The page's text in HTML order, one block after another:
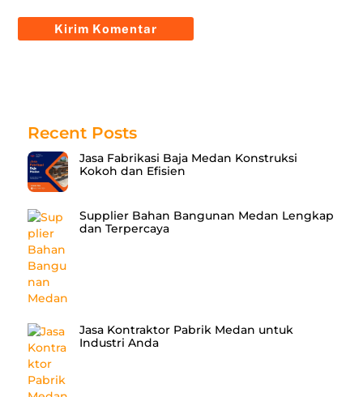
Recent Posts
Jasa Fabrikasi Baja Medan Konstruksi
Kokoh dan Efisien
Supplier Bahan Bangunan Medan Lengkap
dan Terpercaya
Jasa Kontraktor Pabrik Medan untuk
Industri Anda